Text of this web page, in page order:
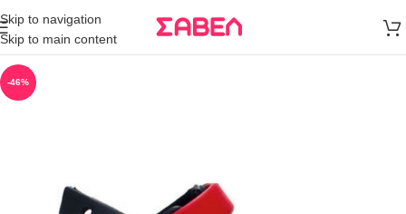
Skip to navigation
Skip to main content
άνω των 80€
Παραγγελία
-46%